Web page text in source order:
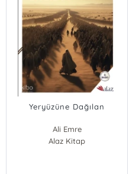
Yeryüzüne Dağılan
Ali Emre
Alaz Kitap